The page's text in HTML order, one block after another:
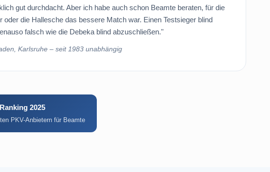
gut durchdacht. Aber ich habe auch schon Beamte beraten, für die
oder die Hallesche das bessere Match war. Einen Testsieger blind
falsch wie die Debeka blind abzuschließen."
Karlsruhe – seit 1983 unabhängig
2025
PKV-Anbietern für Beamte